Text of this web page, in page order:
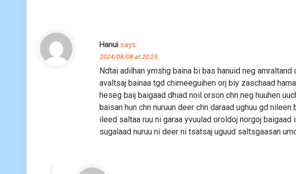
Hanui says:
2024/08/08 at 20:25
Ndtai adilhan ymshg baina bi bas hanuid neg
avaltsaj bainaa tgd chimeeguihen orj biy zaschaad
heseg baij baigaad dhiad noil orson chn neg huuhen
baisan hun chn nuruun deer chn daraad ughuu gd
ileed saltaa ruu ni garaa yvuulad oroldoj norgoj
sugalaad nuruu ni deer ni tsatsaj uguud saltsgaasan